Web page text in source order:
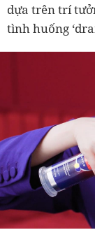
dựa trên trí
tình huống